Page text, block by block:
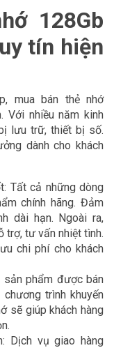
128Gb
tín hiện
mua bán thẻ nhớ
Với nhiều năm kinh
lưu trữ, thiết bị số.
dành cho khách
Tất cả những dòng
chính hãng. Đảm
dài hạn. Ngoài ra,
trợ, tư vấn nhiệt tình.
chi phí cho khách
sản phẩm được bán
trình khuyến
sẽ giúp khách hàng
Dịch vụ giao hàng